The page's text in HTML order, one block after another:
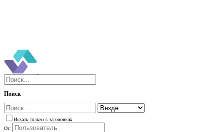
Поиск
Искать только в заголовках
От: